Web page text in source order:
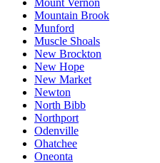
Mountain Brook
Munford
Muscle Shoals
New Brockton
New Hope
New Market
Newton
North Bibb
Northport
Odenville
Ohatchee
Oneonta